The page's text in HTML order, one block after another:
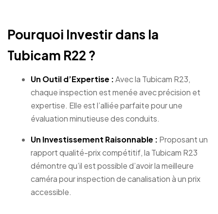
Pourquoi Investir dans la
Tubicam R22 ?
Un Outil d’Expertise :Avec la Tubicam R23,
chaque inspection est menée avec précision et
expertise. Elle est l’alliée parfaite pour une
évaluation minutieuse des conduits.
Un Investissement Raisonnable : Proposant un
rapport qualité-prix compétitif, la Tubicam R23
démontre qu’il est possible d’avoir la meilleure
caméra pour inspection de canalisation à un prix
accessible.